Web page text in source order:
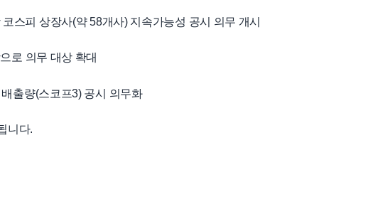
스피 상장사(약 58개사) 지속가능성 공시 의무 개시
로 의무 대상 확대
출량(스코프3) 공시 의무화
니다.